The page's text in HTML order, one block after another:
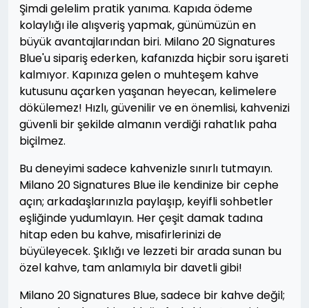
Şimdi gelelim pratik yanıma. Kapıda ödeme
kolaylığı ile alışveriş yapmak, günümüzün en
büyük avantajlarından biri. Milano 20 Signatures
Blue'u sipariş ederken, kafanızda hiçbir soru işareti
kalmıyor. Kapınıza gelen o muhteşem kahve
kutusunu açarken yaşanan heyecan, kelimelere
dökülemez! Hızlı, güvenilir ve en önemlisi, kahvenizi
güvenli bir şekilde almanın verdiği rahatlık paha
biçilmez.
Bu deneyimi sadece kahvenizle sınırlı tutmayın.
Milano 20 Signatures Blue ile kendinize bir cephe
açın; arkadaşlarınızla paylaşıp, keyifli sohbetler
eşliğinde yudumlayın. Her çeşit damak tadına
hitap eden bu kahve, misafirlerinizi de
büyüleyecek. Şıklığı ve lezzeti bir arada sunan bu
özel kahve, tam anlamıyla bir davetli gibi!
Milano 20 Signatures Blue, sadece bir kahve değil;